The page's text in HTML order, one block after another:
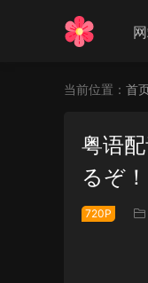
当前位置： 首
粤语
るぞ
720P